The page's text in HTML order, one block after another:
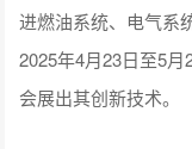
进燃油系统、电气系
2025年4月23日至5
会展出其创新技术。